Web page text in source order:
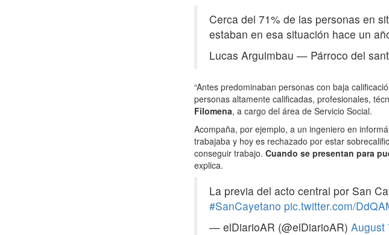
Cerca del 71% de las personas en
estaban en esa situación hace un
Lucas Arguimbau — Párroco del
“Antes predominaban personas con baja
personas altamente calificadas, profesionales,
Filomena, a cargo del área de Servicio Social.
Acompaña, por ejemplo, a un ingeniero en
trabajaba y hoy es rechazado por estar
conseguir trabajo. Cuando se presentan para
explica.
La previa del acto central por San
#SanCayetano pic.twitter.com/
— elDiarioAR (@elDiarioAR) August